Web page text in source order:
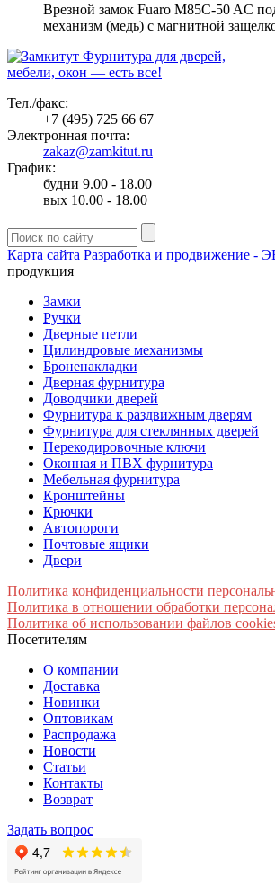
Врезной замок Fuaro M85C-50 AC
механизм (медь) с магнитной
Фурнитура для дверей,
мебели, окон — есть все!
Тел./факс:
+7 (495) 725 66 67
Электронная почта:
zakaz@zamkitut.ru
График:
будни 9.00 - 18.00
вых 10.00 - 18.00
Карта сайта Разработка и продвижение -
продукция
Замки
Ручки
Дверные петли
Цилиндровые механизмы
Броненакладки
Дверная фурнитура
Доводчики дверей
Фурнитура к раздвижным дверям
Фурнитура для стеклянных дверей
Перекодировочные ключи
Оконная и ПВХ фурнитура
Мебельная фурнитура
Кронштейны
Крючки
Автопороги
Почтовые ящики
Двери
Политика конфиденциальности
Политика в отношении обработки
Политика об использовании файлов
Посетителям
О компании
Доставка
Новинки
Оптовикам
Распродажа
Новости
Статьи
Контакты
Возврат
Задать вопрос